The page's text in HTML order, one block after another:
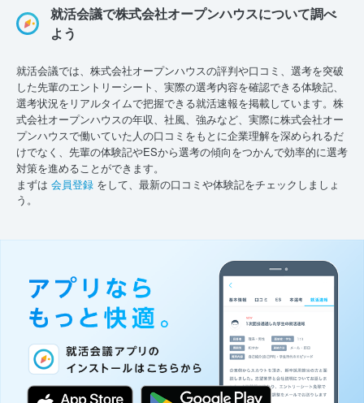
就活会議で株式会社オープンハウスについて調べ
よう
就活会議では、株式会社オープンハウスの評判や口コミ、選考を突破
した先輩のエントリーシート、実際の選考内容を確認できる体験記、
選考状況をリアルタイムで把握できる就活速報を掲載しています。株
式会社オープンハウスの年収、社風、強みなど、実際に株式会社オー
プンハウスで働いていた人の口コミをもとに企業理解を深められるだ
けでなく、先輩の体験記やESから選考の傾向をつかんで効率的に選考
対策を進めることができます。
まずは 会員登録 をして、最新の口コミや体験記をチェックしましょ
う。